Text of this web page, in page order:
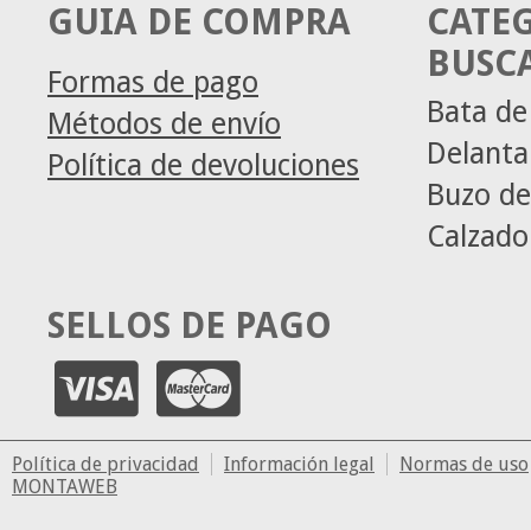
GUIA DE COMPRA
Formas de pago
Métodos de envío
Política de devoluciones
Bata
Buzo
SELLOS DE PAGO
Política de privacidad Información legal
Normas de uso
MONTAWEB